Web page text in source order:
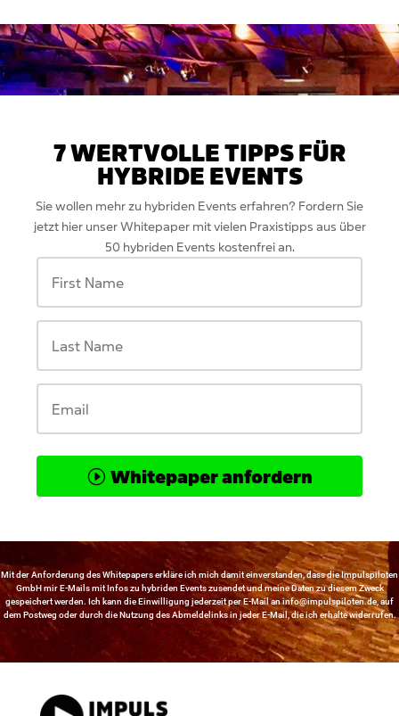
7 WERTVOLLE TIPPS FÜR
HYBRIDE EVENTS
Sie wollen mehr zu hybriden Events erfahren? Fordern Sie
jetzt hier unser Whitepaper mit vielen Praxistipps aus über
50 hybriden Events kostenfrei an.
Whitepaper anfordern
Mit der Anforderung des Whitepapers erkläre ich mich damit einverstanden, dass die Impulspiloten
GmbH mir E-Mails mit Infos zu hybriden Events zusendet und meine Daten zu diesem Zweck
gespeichert werden. Ich kann die Einwilligung jederzeit per E-Mail aninfo@impulspiloten.de, auf
dem Postweg oder durch die Nutzung des Abmeldelinks in jeder E-Mail, die ich erhalte widerrufen.